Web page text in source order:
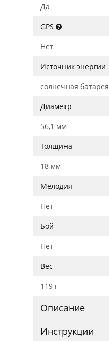
Да
GPS
Нет
Источник энергии
солнечная батарея
Диаметр
56,1 мм
Толщина
18 мм
Мелодия
Нет
Бой
Нет
Вес
119 г
Описание
Инструкции